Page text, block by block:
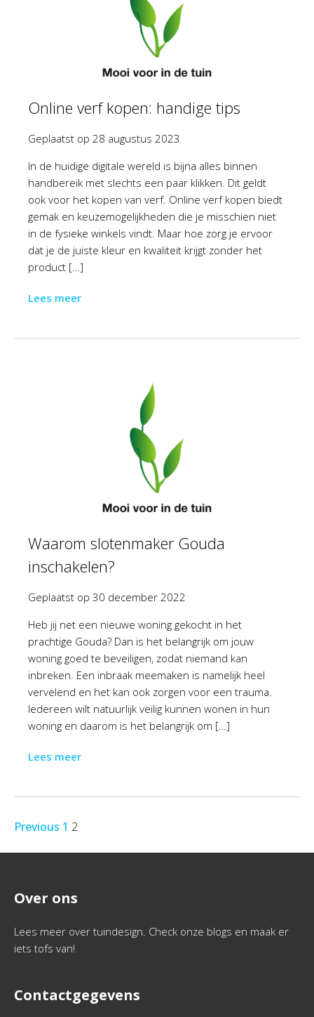
Online verf kopen: handige tips
Geplaatst op 28 augustus 2023
In de huidige digitale wereld is bijna alles binnen
handbereik met slechts een paar klikken. Dit geldt
ook voor het kopen van verf. Online verf kopen biedt
gemak en keuzemogelijkheden die je misschien niet
in de fysieke winkels vindt. Maar hoe zorg je ervoor
dat je de juiste kleur en kwaliteit krijgt zonder het
product […]
Lees meer
Waarom slotenmaker Gouda
inschakelen?
Geplaatst op 30 december 2022
Heb jij net een nieuwe woning gekocht in het
prachtige Gouda? Dan is het belangrijk om jouw
woning goed te beveiligen, zodat niemand kan
inbreken. Een inbraak meemaken is namelijk heel
vervelend en het kan ook zorgen voor een trauma.
Iedereen wilt natuurlijk veilig kunnen wonen in hun
woning en daarom is het belangrijk om […]
Lees meer
Previous 1 2
Over ons
Lees meer over tuindesign. Check onze blogs en maak er
iets tofs van!
Contactgegevens